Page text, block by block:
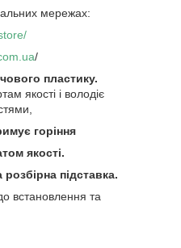
мережах:
/
пластику.
якості і володіє
горіння
якості.
підставка.
встановлення та